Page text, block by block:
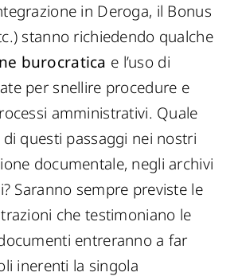
in Deroga, il Bonus
stanno richiedendo qualche
burocratica e l’uso di
per snellire procedure e
amministrativi. Quale
questi passaggi nei nostri
documentale, negli archivi
Saranno sempre previste le
che testimoniano le
entreranno a far
inerenti la singola